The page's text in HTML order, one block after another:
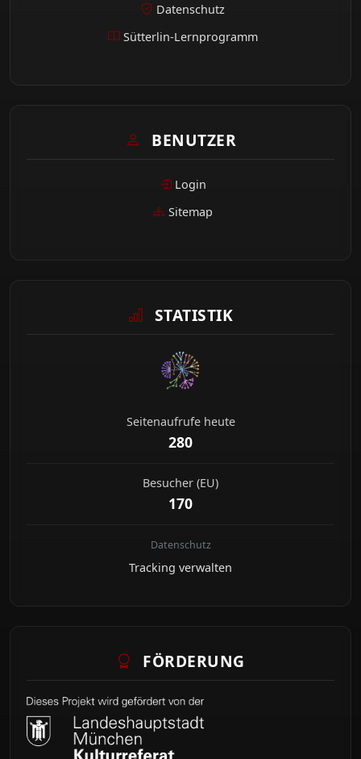
Datenschutz
Sütterlin-Lernprogramm
BENUTZER
Login
Sitemap
STATISTIK
Seitenaufrufe heute
280
Besucher (EU)
170
Datenschutz
Tracking verwalten
FÖRDERUNG